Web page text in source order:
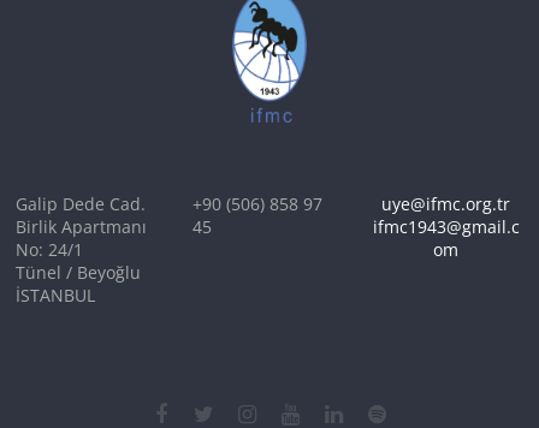
Galip Dede Cad.
Birlik Apartmanı
No: 24/1
Tünel / Beyoğlu
İSTANBUL
+90 (506) 858 97
45
uye@ifmc.org.tr
ifmc1943@gmail.c
om